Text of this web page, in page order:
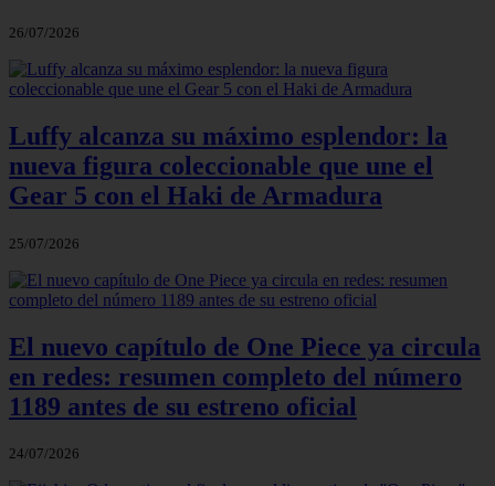
26/07/2026
Luffy alcanza su máximo esplendor: la
nueva figura coleccionable que une el
Gear 5 con el Haki de Armadura
25/07/2026
El nuevo capítulo de One Piece ya circula
en redes: resumen completo del número
1189 antes de su estreno oficial
24/07/2026